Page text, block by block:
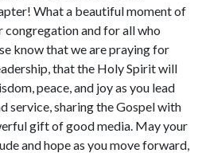
What a beautiful moment of
congregation and for all who
know that we are praying for
that the Holy Spirit will
peace, and joy as you lead
service, sharing the Gospel with
gift of good media. May your
and hope as you move forward,